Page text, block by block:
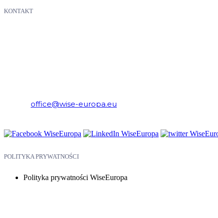
KONTAKT
office@wise-europa.eu
POLITYKA PRYWATNOŚCI
Polityka prywatności WiseEuropa